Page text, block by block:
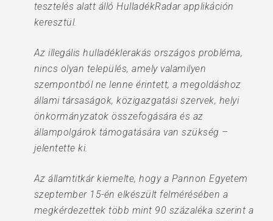
tesztelés alatt álló HulladékRadar applikáción
keresztül.
Az illegális hulladéklerakás országos probléma,
nincs olyan település, amely valamilyen
szempontból ne lenne érintett, a megoldáshoz
állami társaságok, közigazgatási szervek, helyi
önkormányzatok összefogására és az
állampolgárok támogatására van szükség –
jelentette ki.
Az államtitkár kiemelte, hogy a Pannon Egyetem
szeptember 15-én elkészült felmérésében a
megkérdezettek több mint 90 százaléka szerint a